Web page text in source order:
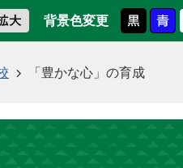
背景色変更
「豊かな心」の育成